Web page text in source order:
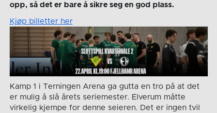
opp, så det er bare å sikre seg en god plass.
Kjøp billetter her
Kamp 1 i Terningen Arena ga gutta en tro på at det
er mulig å slå årets seriemester. Elverum måtte
virkelig kjempe for denne seieren. Det er ingen tvil